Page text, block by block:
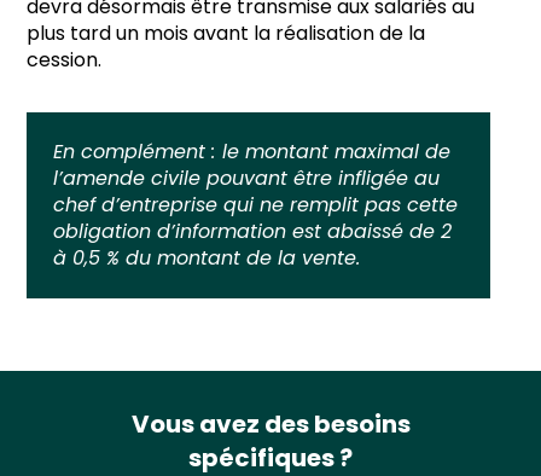
devra désormais être transmise aux salariés au
plus tard un mois avant la réalisation de la
cession.
En complément : le montant maximal de
l’amende civile pouvant être infligée au
chef d’entreprise qui ne remplit pas cette
obligation d’information est abaissé de 2
à 0,5 % du montant de la vente.
Vous avez des besoins
spécifiques ?